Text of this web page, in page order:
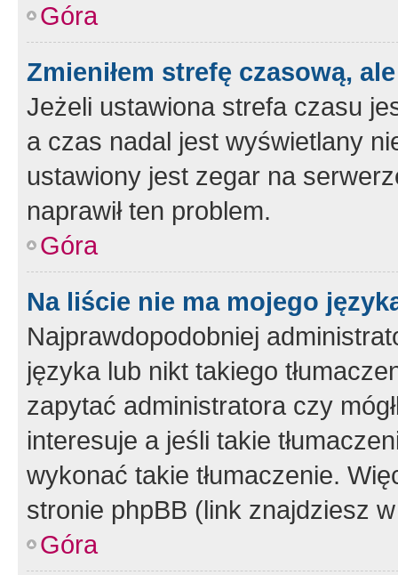
Góra
Zmieniłem strefę czasową,
Jeżeli ustawiona strefa czasu
a czas nadal jest wyświetlany
ustawiony jest zegar na
naprawił ten problem.
Góra
Na liście nie ma mojego
Najprawdopodobniej
języka lub nikt takiego
zapytać administratora czy
interesuje a jeśli takie
wykonać takie tłumaczenie.
stronie phpBB (link znajdziesz
Góra